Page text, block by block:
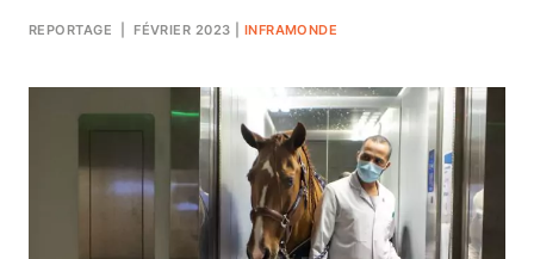
REPORTAGE | FÉVRIER 2023 INFRAMONDE